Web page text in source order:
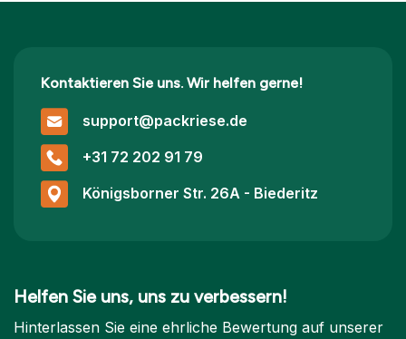
Kontaktieren Sie uns. Wir helfen gerne!
support@packriese.de
+31 72 202 91 79
Königsborner Str. 26A - Biederitz
Helfen Sie uns, uns zu verbessern!
Hinterlassen Sie eine ehrliche Bewertung auf unserer